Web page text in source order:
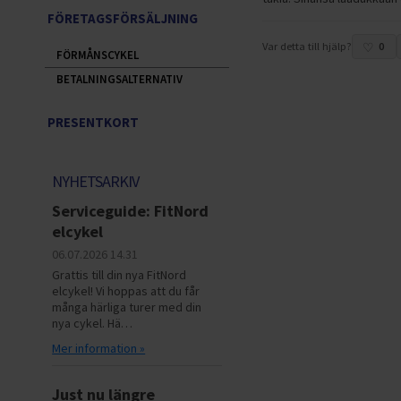
Var detta till hjälp? 0
FÖRETAGSFÖRSÄLJNING
FÖRMÅNSCYKEL
BETALNINGSALTERNATIV
PRESENTKORT
NYHETSARKIV
Serviceguide: FitNord
elcykel
06.07.2026 14.31
Grattis till din nya FitNord
elcykel! Vi hoppas att du får
många härliga turer med din
nya cykel. Hä…
Mer information »
Just nu längre